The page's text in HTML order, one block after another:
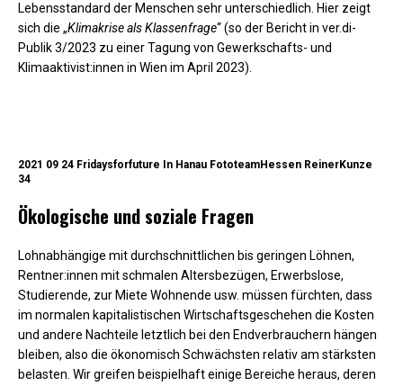
Lebensstandard der Menschen sehr unterschiedlich. Hier zeigt
sich die „Klimakrise als Klassenfrage“ (so der Bericht in ver.di-
Publik 3/2023 zu einer Tagung von Gewerkschafts- und
Klimaaktivist:innen in Wien im April 2023).
2021 09 24 Fridaysforfuture In Hanau FototeamHessen ReinerKunze
34
Ökologische und soziale Fragen
Lohnabhängige mit durchschnittlichen bis geringen Löhnen,
Rentner:innen mit schmalen Altersbezügen, Erwerbslose,
Studierende, zur Miete Wohnende usw. müssen fürchten, dass
im normalen kapitalistischen Wirtschaftsgeschehen die Kosten
und andere Nachteile letztlich bei den Endverbrauchern hängen
bleiben, also die ökonomisch Schwächsten relativ am stärksten
belasten. Wir greifen beispielhaft einige Bereiche heraus, deren